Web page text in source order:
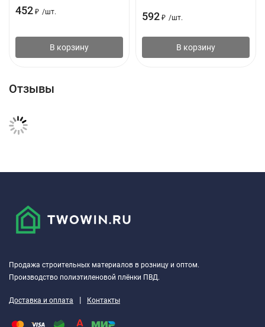
452 ₽ /шт.
В корзину
592 ₽ /шт.
В корзину
Отзывы
Продажа строительных материалов в розницу и оптом.
Производство полиэтиленовой плёнки ПВД.
Доставка и оплата | Контакты